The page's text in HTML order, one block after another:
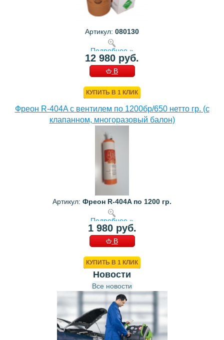
Артикул: 080130
Подробнее »
12 980 руб.
В
КУПИТЬ В 1 КЛИК
Фреон R-404A с вентилем по 1200бр/650 нетто гр. (с
клапанном, многоразовый балон)
Артикул: Фреон R-404A по 1200 гр.
Подробнее »
1 980 руб.
В
КУПИТЬ В 1 КЛИК
Новости
Все новости